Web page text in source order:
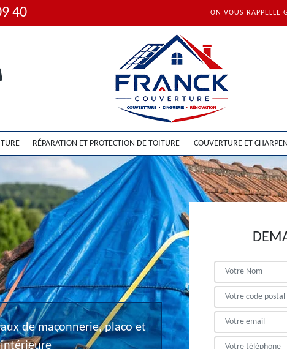
40 ON VOUS RAPPELLE
RÉPARATION ET PROTECTION DE TOITURE COUVERTURE ET
de maçonnerie, placo et